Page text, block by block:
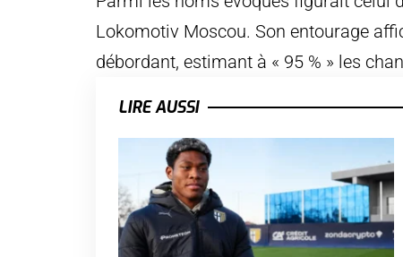
Lokomotiv Moscou. Son entourage
débordant, estimant à « 95 % » les
LIRE AUSSI